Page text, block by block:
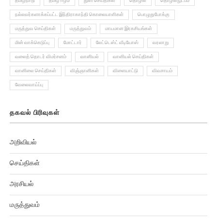
நல்லவர்களாக்கப்பட்ட இந்திராகாந்தி கொலையாளிகள் பொழுதுபோக்கு
மருத்துவ செய்திகள் மருத்துவம் மாயமான இரகசியங்கள்
மின் வாக்கெடுப்பு மோட்டார் லேட்டெஸ்ட் வீடியோஸ்
வலைத் தொடர் விமர்சனம் வானியல் வானியல் செய்திகள்
வானிலை செய்திகள் விஞ்ஞானிகள் விளையாட்டு விவசாயம்
வேலைவாய்ப்பு
செய்திகள்
அரசியல்
மருத்துவம்
வரலாறு